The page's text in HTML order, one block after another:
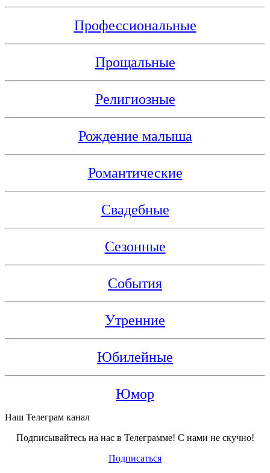
Профессиональные
Прощальные
Религиозные
Рождение малыша
Романтические
Свадебные
Сезонные
События
Утренние
Юбилейные
Юмор
Наш Телеграм канал
Подписывайтесь на нас в Телеграмме! С нами не скучно!
Подписаться